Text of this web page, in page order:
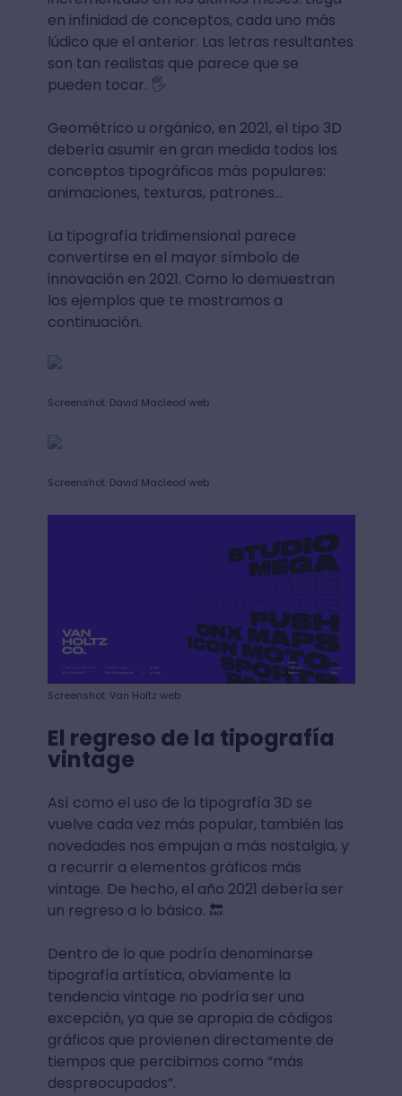
en infinidad de conceptos, cada uno más
lúdico que el anterior. Las letras resultantes
son tan realistas que parece que se
pueden tocar. 🖐️
Geométrico u orgánico, en 2021, el tipo 3D
debería asumir en gran medida todos los
conceptos tipográficos más populares:
animaciones, texturas, patrones…
La tipografía tridimensional parece
convertirse en el mayor símbolo de
innovación en 2021. Como lo demuestran
los ejemplos que te mostramos a
continuación.
Screenshot: David Macleod web
Screenshot: David Macleod web
Screenshot: Van Holtz web
El regreso de la tipografía
vintage
Así como el uso de la tipografía 3D se
vuelve cada vez más popular, también las
novedades nos empujan a más nostalgia, y
a recurrir a elementos gráficos más
vintage. De hecho, el año 2021 debería ser
un regreso a lo básico. 🔙
Dentro de lo que podría denominarse
tipografía artística, obviamente la
tendencia vintage no podría ser una
excepción, ya que se apropia de códigos
gráficos que provienen directamente de
tiempos que percibimos como “más
despreocupados”.